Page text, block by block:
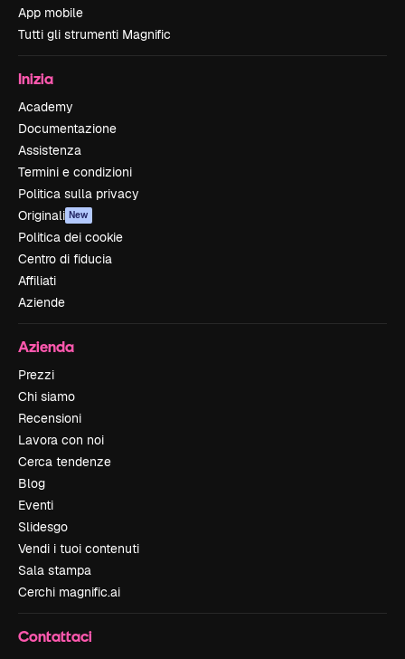
App mobile
Tutti gli strumenti Magnific
Inizia
Academy
Documentazione
Assistenza
Termini e condizioni
Politica sulla privacy
Originali New
Politica dei cookie
Centro di fiducia
Affiliati
Aziende
Azienda
Prezzi
Chi siamo
Recensioni
Lavora con noi
Cerca tendenze
Blog
Eventi
Slidesgo
Vendi i tuoi contenuti
Sala stampa
Cerchi magnific.ai
Contattaci